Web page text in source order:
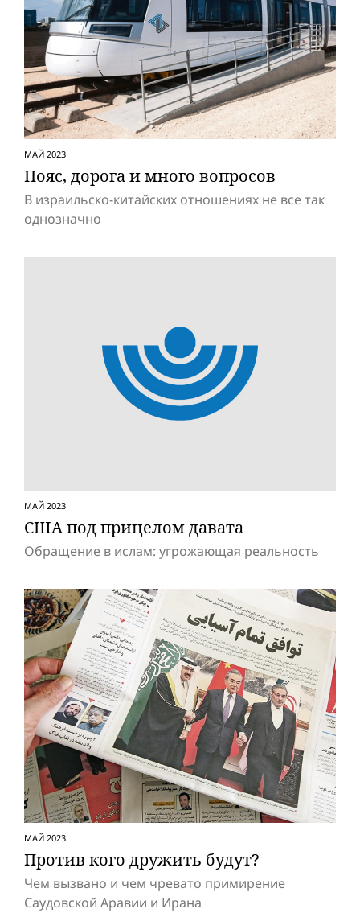
МАЙ 2023
Пояс, дорога и много вопросов
В израильско-китайских отношениях не все так
однозначно
МАЙ 2023
США под прицелом давата
Обращение в ислам: угрожающая реальность
МАЙ 2023
Против кого дружить будут?
Чем вызвано и чем чревато примирение
Саудовской Аравии и Ирана